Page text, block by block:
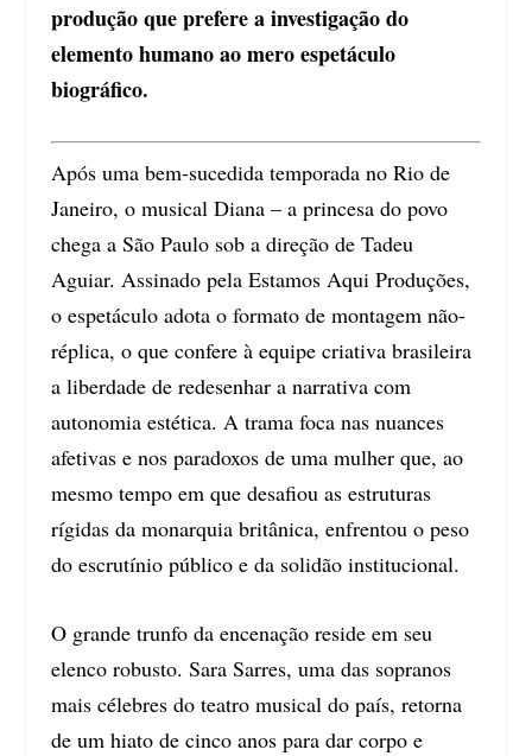
produção que prefere a investigação do
elemento humano ao mero espetáculo
biográfico.
Após uma bem-sucedida temporada no Rio de
Janeiro, o musical Diana – a princesa do povo
chega a São Paulo sob a direção de Tadeu
Aguiar. Assinado pela Estamos Aqui Produções,
o espetáculo adota o formato de montagem não-
réplica, o que confere à equipe criativa brasileira
a liberdade de redesenhar a narrativa com
autonomia estética. A trama foca nas nuances
afetivas e nos paradoxos de uma mulher que, ao
mesmo tempo em que desafiou as estruturas
rígidas da monarquia britânica, enfrentou o peso
do escrutínio público e da solidão institucional.
O grande trunfo da encenação reside em seu
elenco robusto. Sara Sarres, uma das sopranos
mais célebres do teatro musical do país, retorna
de um hiato de cinco anos para dar corpo e